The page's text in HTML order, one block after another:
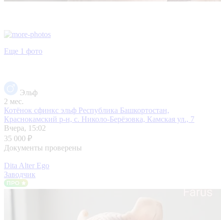
Еще 1 фото
Эльф
2 мес.
Котёнок сфинкс эльф Республика Башкортостан,
Краснокамский р-н, с. Николо-Берёзовка, Камская ул., 7
Вчера, 15:02
35 000 ₽
Документы проверены
Dita Alter Ego
Заводчик